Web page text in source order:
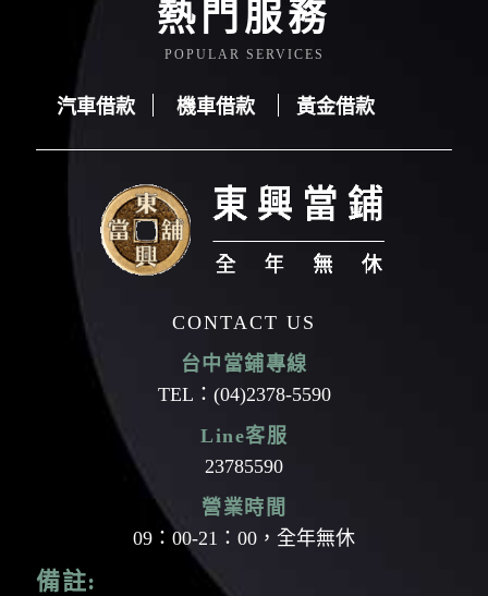
熱門服務
POPULAR SERVICES
汽車借款 汽車借款
機車借款 機車借款
黃金借款
CONTACT US
台中當鋪專線
TEL： (04)2378-5590
Line客服
23785590
營業時間
09：00-21：00，全年無休
備註: